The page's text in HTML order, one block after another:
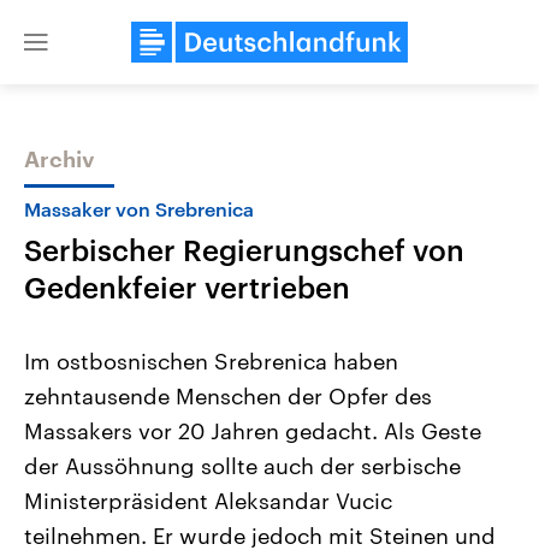
Close
Themen
Landtagswahl Sachsen-Anhalt
2026
Alle Informationen
Sachsen-Anhalt wählt am 6.
September 2026 einen neuen
Landtag. Seit 2021 wird das
Bundesland von einer Koalition aus
USA
Aktuelle Beiträge,
Hintergründe
Wirtschaftlich und
gehören die Vereinigten
den mächtigsten Ländern
mit großem Einfluss auf
Archiv
Massaker von Srebrenica
Serbischer Regierungschef von
Gedenkfeier vertrieben
Im ostbosnischen Srebrenica haben
zehntausende Menschen der Opfer des
Massakers vor 20 Jahren gedacht. Als Geste
der Aussöhnung sollte auch der serbische
Ministerpräsident Aleksandar Vucic
teilnehmen. Er wurde jedoch mit Steinen und